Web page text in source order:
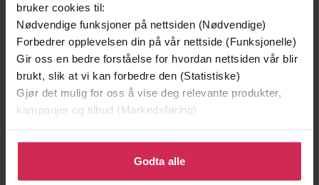
bruker cookies til:
Nødvendige funksjoner på nettsiden (Nødvendige)
Forbedrer opplevelsen din på vår nettside (Funksjonelle)
Gir oss en bedre forståelse for hvordan nettsiden vår blir
brukt, slik at vi kan forbedre den (Statistiske)
Gjør det mulig for oss å vise deg relevante produkter,
kampanjer og tilbud (Markedsføring)
Klikk på «Godta alle» for å gi oss ditt samtykke til å
bruke cookies for alle disse formålene. Du kan også
tilpasse ditt samtykke til spesifikke formål ved å klikke
Godta alle
Premium
Vinner av Rivertonprisen
Første gang på tilbud